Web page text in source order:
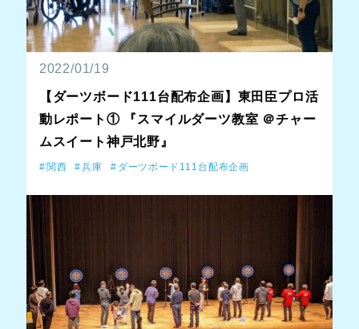
2022/01/19
【ダーツボード111台配布企画】東田臣プロ活
動レポート① 『スマイルダーツ教室 ＠チャー
ムスイート神戸北野』
関西 兵庫 ダーツボード111台配布企画